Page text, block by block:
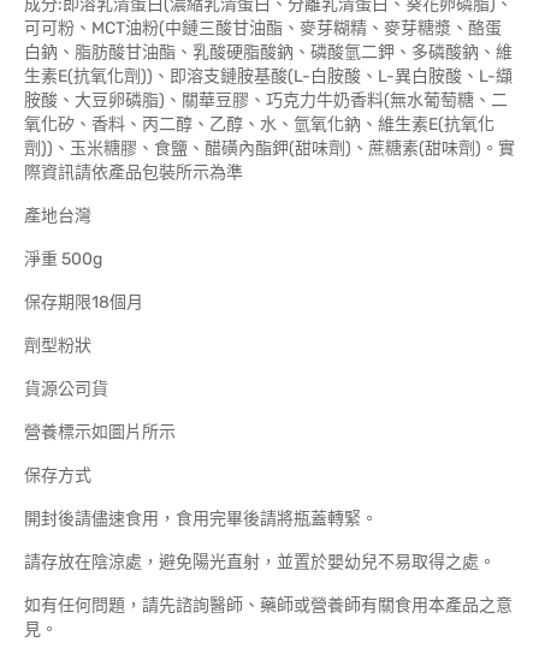
成分:即溶乳清蛋白(濃縮乳清蛋白、分離乳清蛋白、葵花卵磷脂)、
可可粉、MCT油粉(中鏈三酸甘油酯、麥芽糊精、麥芽糖漿、酪蛋
白鈉、脂肪酸甘油酯、乳酸硬脂酸鈉、磷酸氫二鉀、多磷酸鈉、維
生素E(抗氧化劑))、即溶支鏈胺基酸(L-白胺酸、L-異白胺酸、L-纈
胺酸、大豆卵磷脂)、關華豆膠、巧克力牛奶香料(無水葡萄糖、二
氧化矽、香料、丙二醇、乙醇、水、氫氧化鈉、維生素E(抗氧化
劑))、玉米糖膠、食鹽、醋磺內酯鉀(甜味劑)、蔗糖素(甜味劑)。實
際資訊請依產品包裝所示為準
產地台灣
淨重 500g
保存期限18個月
劑型粉狀
貨源公司貨
營養標示如圖片所示
保存方式
開封後請儘速食用，食用完畢後請將瓶蓋轉緊。
請存放在陰涼處，避免陽光直射，並置於嬰幼兒不易取得之處。
如有任何問題，請先諮詢醫師、藥師或營養師有關食用本產品之意
見。